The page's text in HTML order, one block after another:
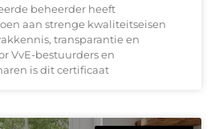
beheerder heeft
aan strenge kwaliteitseisen
transparantie en
VvE-bestuurders en
is dit certificaat